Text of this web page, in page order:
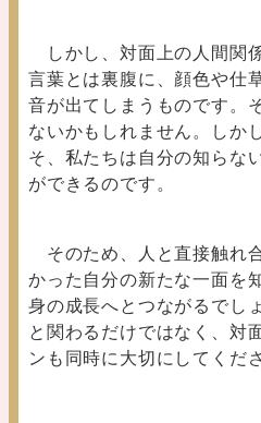
しかし、対面上の人間関
言葉とは裏腹に、顔色や仕
音が出てしまうものです。
ないかもしれません。しか
そ、私たちは自分の知らな
ができるのです。
そのため、人と直接触れ
かった自分の新たな一面を
身の成長へとつながるでし
と関わるだけではなく、対
ンも同時に大切にしてくだ